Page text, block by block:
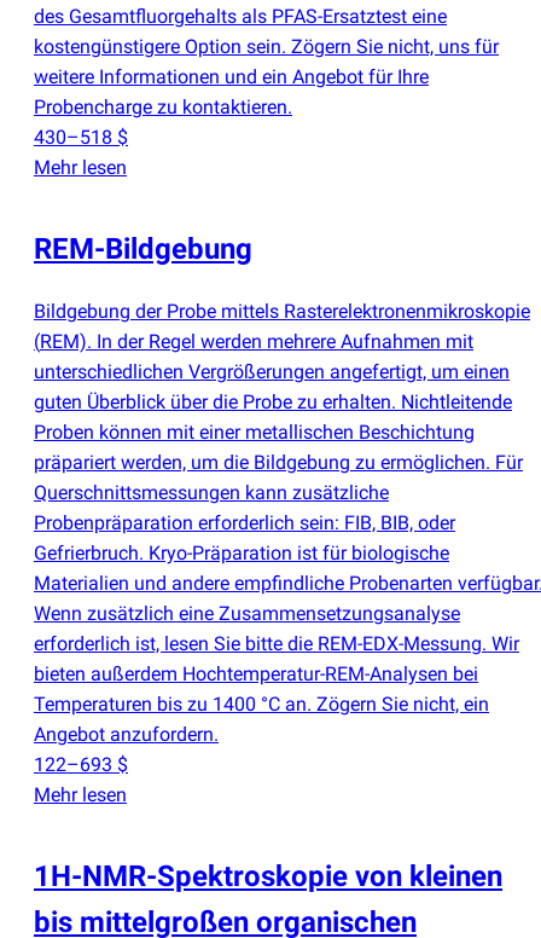
des Gesamtfluorgehalts als PFAS-Ersatztest eine
kostengünstigere Option sein. Zögern Sie nicht, uns für
weitere Informationen und ein Angebot für Ihre
Probencharge zu kontaktieren.
430–518 $
Mehr lesen
REM-Bildgebung
Bildgebung der Probe mittels Rasterelektronenmikroskopie
(REM). In der Regel werden mehrere Aufnahmen mit
unterschiedlichen Vergrößerungen angefertigt, um einen
guten Überblick über die Probe zu erhalten. Nichtleitende
Proben können mit einer metallischen Beschichtung
präpariert werden, um die Bildgebung zu ermöglichen. Für
Querschnittsmessungen kann zusätzliche
Probenpräparation erforderlich sein: FIB, BIB, oder
Gefrierbruch. Kryo-Präparation ist für biologische
Materialien und andere empfindliche Probenarten
Wenn zusätzlich eine Zusammensetzungsanalyse
erforderlich ist, lesen Sie bitte die REM-EDX-Messung. Wir
bieten außerdem Hochtemperatur-REM-Analysen bei
Temperaturen bis zu 1400 °C an. Zögern Sie nicht, ein
Angebot anzufordern.
122–693 $
Mehr lesen
1H-NMR-Spektroskopie von kleinen
bis mittelgroßen organischen